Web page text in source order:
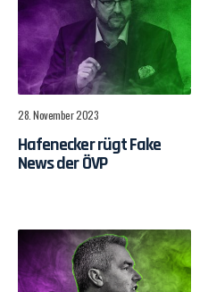
28. November 2023
Hafenecker rügt Fake
News der ÖVP